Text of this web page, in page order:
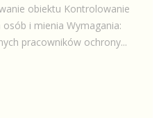
obiektu Kontrolowanie
i mienia Wymagania:
pracowników ochrony...